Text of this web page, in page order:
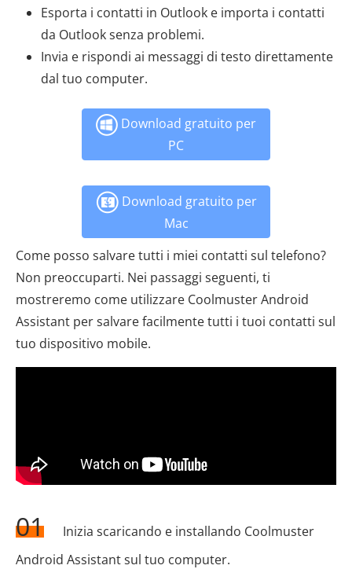
Esporta i contatti in Outlook e importa i contatti
da Outlook senza problemi.
Invia e rispondi ai messaggi di testo direttamente
dal tuo computer.
Download gratuito per
PC
Download gratuito per
Mac
Come posso salvare tutti i miei contatti sul telefono?
Non preoccuparti. Nei passaggi seguenti, ti
mostreremo come utilizzare Coolmuster Android
Assistant per salvare facilmente tutti i tuoi contatti sul
tuo dispositivo mobile.
01
Inizia scaricando e installando Coolmuster
Android Assistant sul tuo computer.